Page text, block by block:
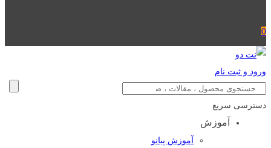
0
ورود و ثبت نام
دسترسی سریع
آموزش
آموزش پیانو